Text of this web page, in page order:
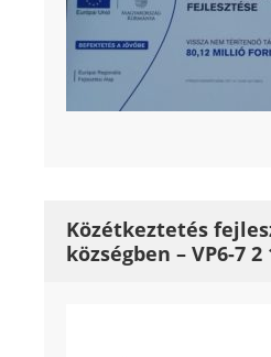
Közétkeztetés
községben – VP6-7 2